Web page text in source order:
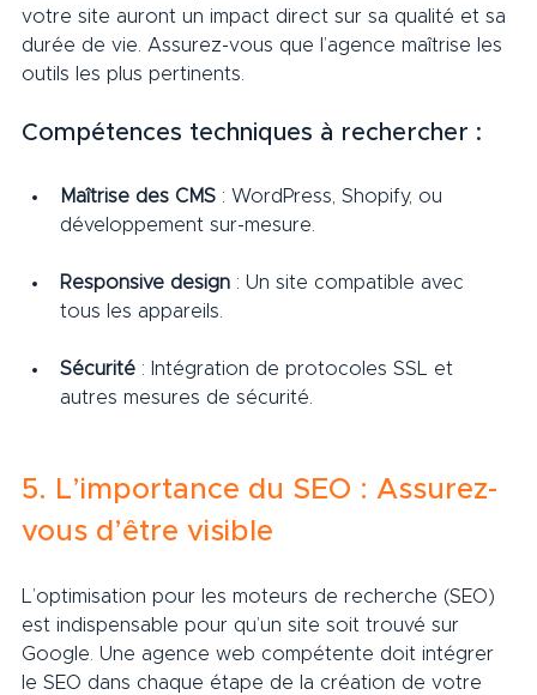
votre site auront un impact direct sur sa qualité et sa
durée de vie. Assurez-vous que l’agence maîtrise les
outils les plus pertinents.
Compétences techniques à rechercher :
Maîtrise des CMS : WordPress, Shopify, ou
développement sur-mesure.
Responsive design : Un site compatible avec
tous les appareils.
Sécurité : Intégration de protocoles SSL et
autres mesures de sécurité.
5. L’importance du SEO : Assurez-
vous d’être visible
L’optimisation pour les moteurs de recherche (SEO)
est indispensable pour qu’un site soit trouvé sur
Google. Une agence web compétente doit intégrer
le SEO dans chaque étape de la création de votre